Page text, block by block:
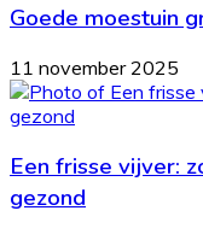
Goede moestuin
11 november 2025
Een frisse vijver:
gezond